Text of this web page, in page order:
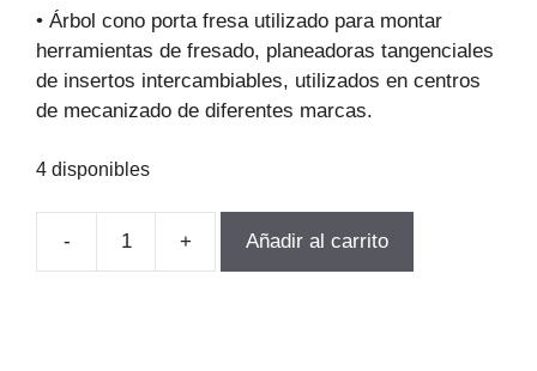
original
era:
$183.113.
actual
es:
$124.517.
• Árbol cono porta fresa utilizado para montar
herramientas de fresado, planeadoras tangenciales
de insertos intercambiables, utilizados en centros
de mecanizado de diferentes marcas.
4 disponibles
-
TOMA
+ Añadir al carrito